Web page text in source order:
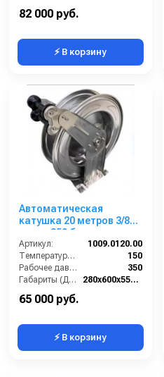
82 000 руб.
⚡ В корзину
Автоматическая
катушка 20 метров 3/8
нерж., 350 бар
Артикул:
1009.0120.00
Температура (°C):
150
Рабочее давление (бар):
350
Габариты (ДхШхВ):
280x600x550 мм
65 000 руб.
⚡ В корзину